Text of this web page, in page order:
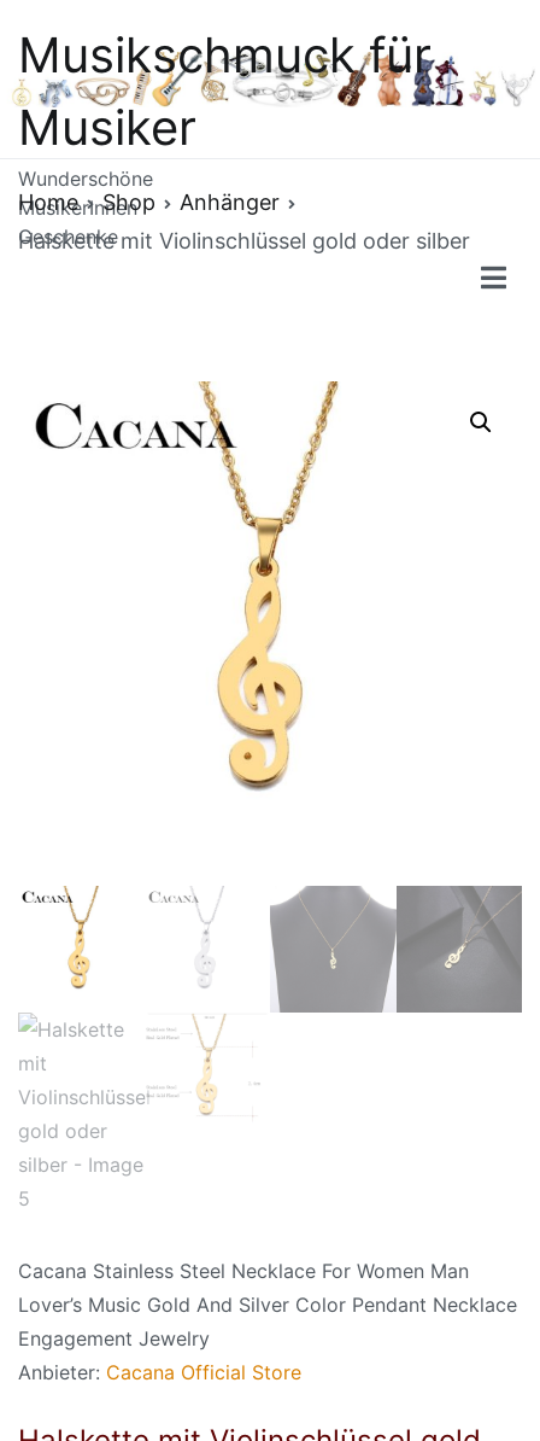
content
Musikschmuck für
Musiker
Wunderschöne
MusikerInnen
Geschenke
Home Shop
Anhänger
Halskette mit Violinschlüssel gold oder silber
Cacana Stainless Steel Necklace For Women Man
Lover’s Music Gold And Silver Color Pendant Necklace
Engagement Jewelry
Anbieter: Cacana Official Store